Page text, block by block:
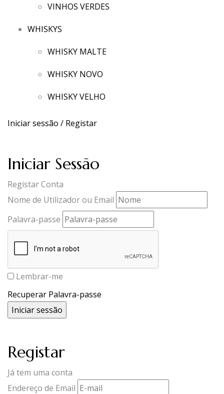
VINHOS VERDES
WHISKYS
WHISKY MALTE
WHISKY NOVO
WHISKY VELHO
Iniciar sessão / Registar
Iniciar Sessão
Registar Conta
Nome de Utilizador ou Email
Palavra-passe
Lembrar-me
Recuperar Palavra-passe
Registar
Já tem uma conta
Endereço de Email